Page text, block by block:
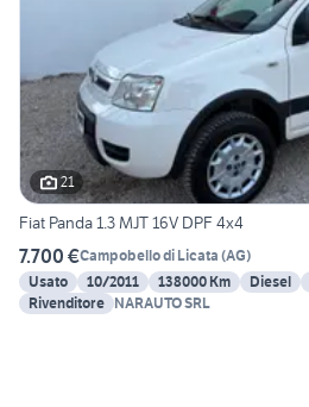
21
Fiat Panda 1.3 MJT 16V DPF 4x4
7.700 €Campobello di Licata (AG)
Usato
10/2011 138000 Km Diesel
Rivenditore NARAUTO SRL